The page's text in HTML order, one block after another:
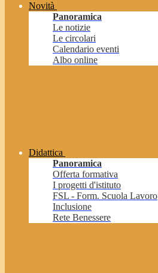
Novità
Panoramica
Le notizie
Le circolari
Calendario eventi
Albo online
Didattica
Panoramica
Offerta formativa
I progetti d'istituto
FSL - Form. Scuola Lavoro
Inclusione
Rete Benessere